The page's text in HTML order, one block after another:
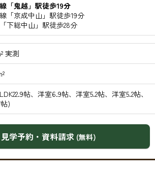
「鬼越」駅徒歩19分
「京成中山」駅徒歩19分
下総中山」駅徒歩28分
実測
帖、洋室6.9帖、洋室5.2帖、洋室5.2帖、
)
見学予約・資料請求 (無料)